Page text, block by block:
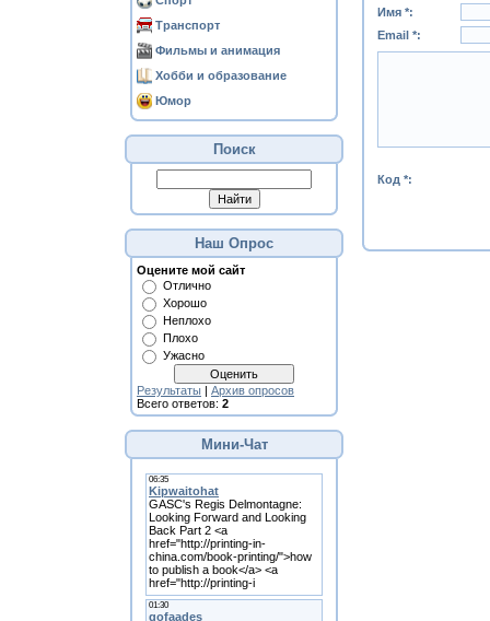
Транспорт
Фильмы и анимация
Хобби и образование
Юмор
Поиск
Наш Опрос
Оцените мой сайт
Отлично
Хорошо
Неплохо
Плохо
Ужасно
Результаты | Архив опросов
Всего ответов: 2
Мини-Чат
Имя *:
Email *:
Код *: